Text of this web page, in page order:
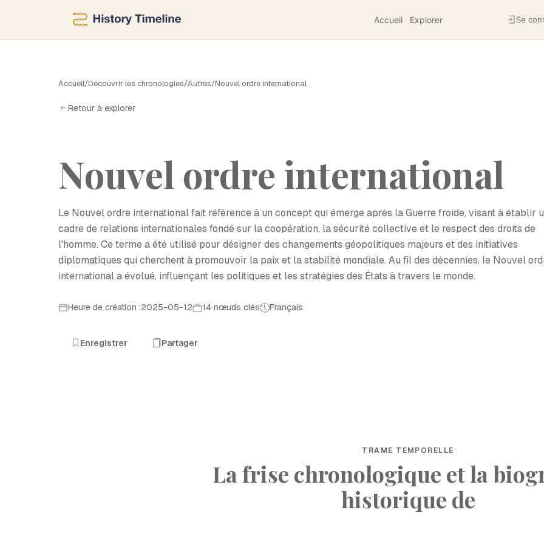
Accueil Explorer Se
Accueil/Découvrir les chronologies/Autres/Nouvel ordre international
Retour à explorer
Nouvel ordre international
Le Nouvel ordre international fait référence à un concept qui émerge après la Guerre froide, visant à établir
cadre de relations internationales fondé sur la coopération, la sécurité collective et le respect des droits de
l'homme. Ce terme a été utilisé pour désigner des changements géopolitiques majeurs et des initiatives
diplomatiques qui cherchent à promouvoir la paix et la stabilité mondiale. Au fil des décennies, le Nouvel
international a évolué, influençant les politiques et les stratégies des États à travers le monde.
Heure de création :2025-05-12 14 nœuds clés Français
Enregistrer Partager
TRAME TEMPORELLE
La frise chronologique et la
historique de